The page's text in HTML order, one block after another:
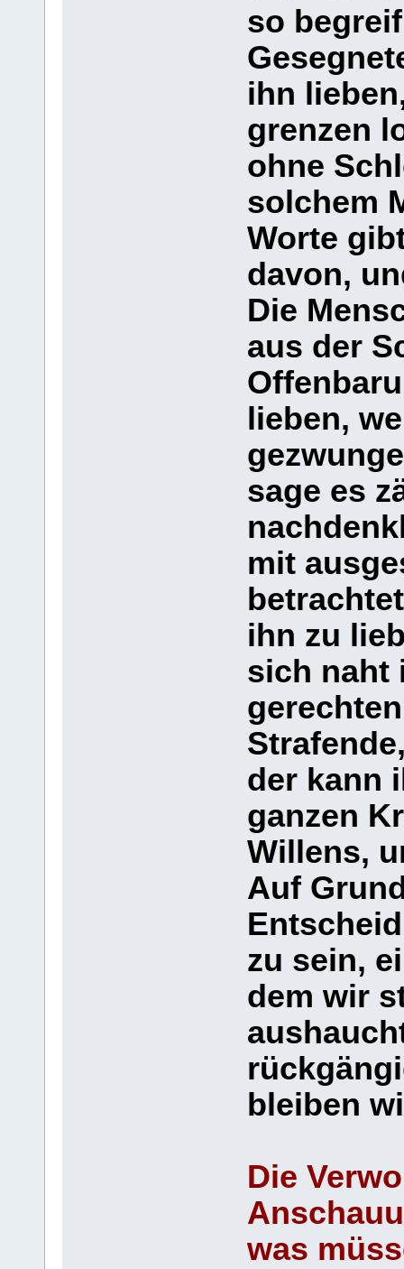
so
ihn
grenzen
ohne
solchem
Worte
davon,
Die
aus der
lieben,
sage es
mit
ihn zu
sich naht
der kann
ganzen
Willens,
Auf
zu sein,
dem wir
bleiben
Die
was